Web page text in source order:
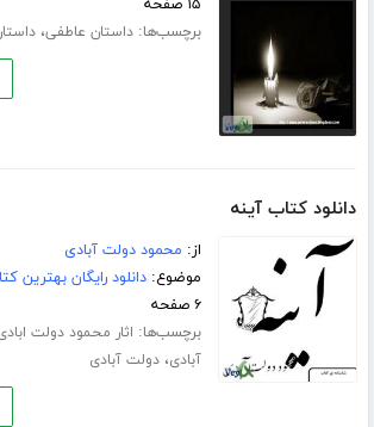
۱۵ صفحه
برچسب‌ها:داستان عاطفی،
دانلود کتاب آینه
از: محمود دولت آبادی
موضوع:دانلود رایگان بهترین
۶ صفحه
برچسب‌ها: اثار محمود دولت
آبادی،دولت آبادی